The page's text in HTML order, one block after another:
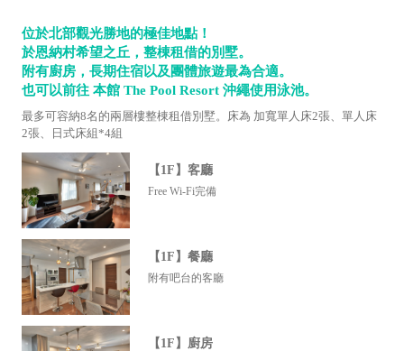
位於北部觀光勝地的極佳地點！
於恩納村希望之丘，整棟租借的別墅。
附有廚房，長期住宿以及團體旅遊最為合適。
也可以前往 本館 The Pool Resort 沖繩使用泳池。
最多可容納8名的兩層樓整棟租借別墅。床為 加寬單人床2張、單人床
2張、日式床組*4組
【1F】客廳
Free Wi-Fi完備
【1F】餐廳
附有吧台的客廳
【1F】廚房